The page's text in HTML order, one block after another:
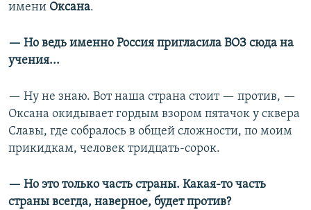
имени Оксана.
— Но ведь именно Россия пригласила ВОЗ сюда на
учения...
— Ну не знаю. Вот наша страна стоит — против, —
Оксана окидывает гордым взором пятачок у сквера
Славы, где собралось в общей сложности, по моим
прикидкам, человек тридцать-сорок.
— Но это только часть страны. Какая-то часть
страны всегда, наверное, будет против?